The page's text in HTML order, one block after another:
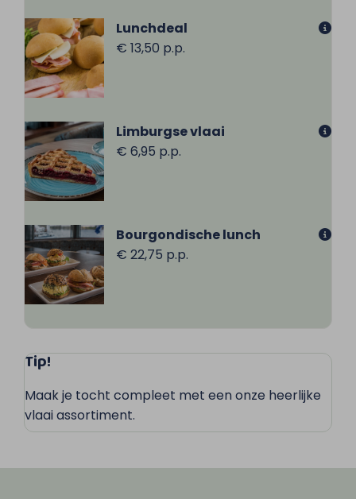
Lunchdeal
€ 13,50 p.p.
Limburgse vlaai
€ 6,95 p.p.
Bourgondische lunch
€ 22,75 p.p.
Tip!
Maak je tocht compleet met een onze heerlijke
vlaai assortiment.